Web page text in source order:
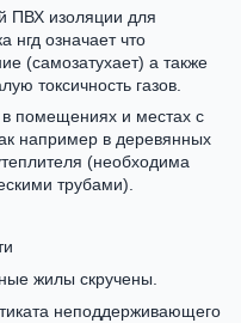
ПВХ изоляции для
нгд означает что
(самозатухает) а также
токсичность газов.
в помещениях и местах с
например в деревянных
(необходима
трубами).
жилы скручены.
неподдерживающего